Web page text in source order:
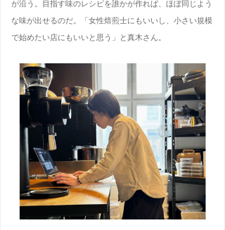
が沿う。目指す味のレシピを誰かが作れば、ほぼ同じよう
な味が出せるのだ。「女性焙煎士にもいいし、小さい規模
で始めたい店にもいいと思う」と真木さん。